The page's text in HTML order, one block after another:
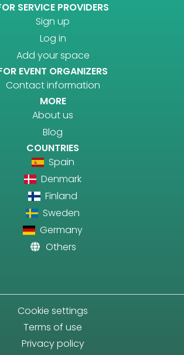
SERVICE PROVIDERS
Sign up
Log in
Add your space
EVENT ORGANIZERS
Contact information
MORE
About us
Blog
COUNTRIES
Spain
Denmark
Finland
Sweden
Germany
Others
Cookie settings
Terms of use
Privacy policy